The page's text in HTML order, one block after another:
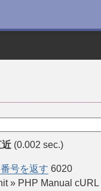
近 (0.002 sec.)
号を返す 6020
» PHP Manual